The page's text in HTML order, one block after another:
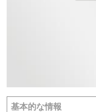
基本的な情報